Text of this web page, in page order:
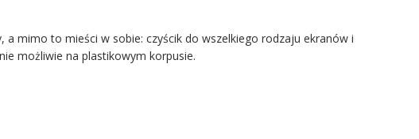
a mimo to mieści w sobie: czyścik do wszelkiego rodzaju ekranów i
możliwie na plastikowym korpusie.